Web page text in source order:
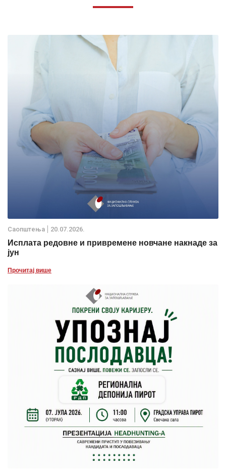
Саопштења 20.07.2026.
Исплата редовне и привремене новчане накнаде за
јун
Прочитај више